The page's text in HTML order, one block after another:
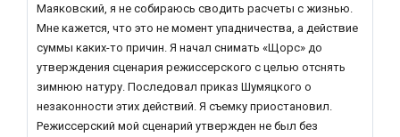
Маяковский, я не собираюсь сводить расчеты с жизнью.
Мне кажется, что это не момент упадничества, а действие
суммы каких-то причин. Я начал снимать «Щорс» до
утверждения сценария режиссерского с целью отснять
зимнюю натуру. Последовал приказ Шумяцкого о
незаконности этих действий. Я съемку приостановил.
Режиссерский мой сценарий утвержден не был без